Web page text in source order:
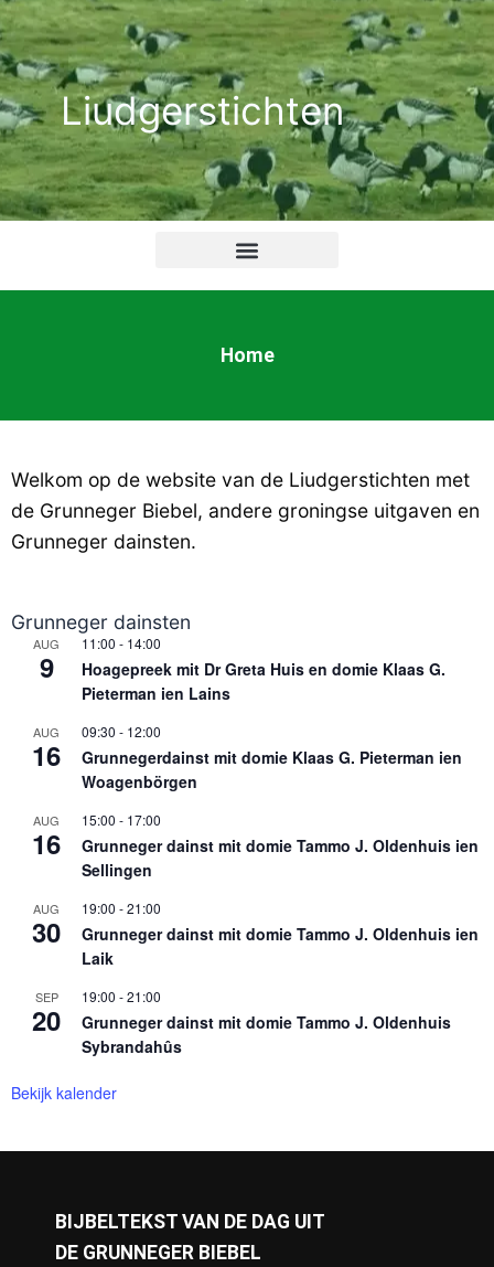
Ga
naar
de
inhoudLiudgerstichten
Home
Welkom op de website van de Liudgerstichten met
de Grunneger Biebel, andere groningse uitgaven en
Grunneger dainsten.
Grunneger dainsten
AUG
9
11:00 - 14:00
Hoagepreek mit Dr Greta Huis en domie Klaas G.
Pieterman ien Lains
AUG
16
09:30 - 12:00
Grunnegerdainst mit domie Klaas G. Pieterman ien
Woagenbörgen
AUG
16
15:00 - 17:00
Grunneger dainst mit domie Tammo J. Oldenhuis ien
Sellingen
AUG
30
19:00 -21:00
Grunneger dainst mit domie Tammo J. Oldenhuis ien
Laik
SEP
20
19:00 -21:00
Grunneger dainst mit domie Tammo J. Oldenhuis
Sybrandahûs
Bekijk kalender
BIJBELTEKST VAN DE DAG UIT
DE GRUNNEGER BIEBEL